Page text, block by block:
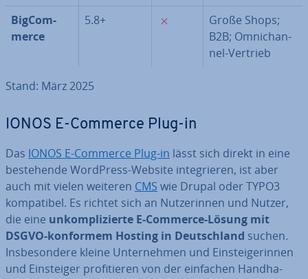
Big­Com­
mer­ce
5.8+
Große Shops;
B2B; Om­nich­an­
nel-Vertrieb
Stand: März 2025
IONOS E-Commerce Plug-in
Das IONOS E-Commerce Plug-in lässt sich direkt in eine
be­stehen­de WordPress-Website in­te­grie­ren, ist aber
auch mit vielen weiteren CMS wie Drupal oder TYPO3
kom­pa­ti­bel. Es richtet sich an Nut­ze­rin­nen und Nutzer,
die eine un­kom­pli­zier­te E-Commerce-Lösung mit
DSGVO-konformem Hosting in Deutsch­land suchen.
Ins­be­son­de­re kleine Un­ter­neh­men und Ein­stei­ge­rin­nen
und Ein­stei­ger pro­fi­tie­ren von der einfachen Hand­ha­